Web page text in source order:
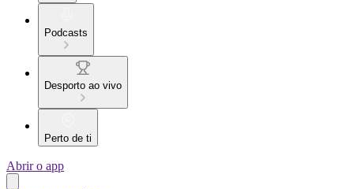
Podcasts
Desporto ao vivo
Perto de ti
Abrir o app